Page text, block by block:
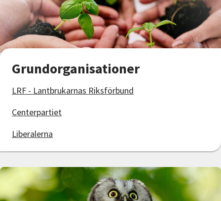
Avdelningar
Lyssna
Grundorganisationer
LRF - Lantbrukarnas Riksförbund
Centerpartiet
Liberalerna